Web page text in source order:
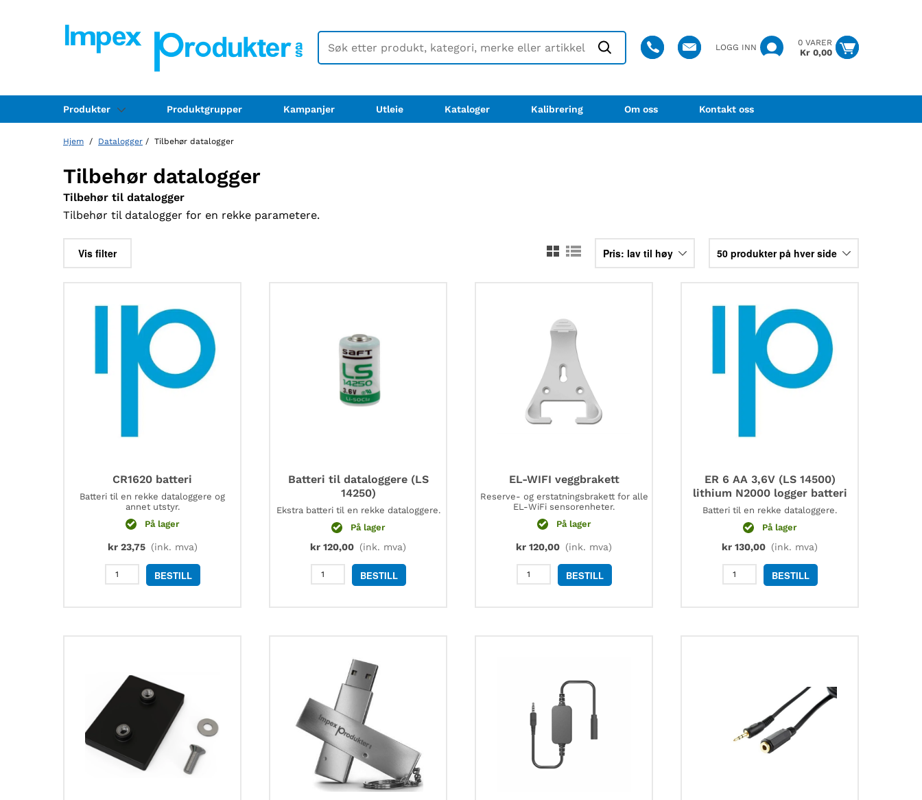
LOGG INN
0 VARER
Kr0,00
Produkter Produktgrupper Kampanjer Utleie Kataloger Kalibrering Om oss Kontakt oss
Hjem / Datalogger / Tilbehør datalogger
Tilbehør datalogger
Tilbehør til datalogger
Tilbehør til datalogger for en rekke parametere.
Vis filter
CR1620 batteri
Batteri til en rekke dataloggere og
annet utstyr.
På lager
kr23,75 (ink. mva)
CR1620
batteri
BESTILL
Batteri til dataloggere (LS
14250)
Ekstra batteri til en rekke dataloggere.
På lager
kr 120,00 (ink. mva)
Batteri
til
BESTILL
EL-WIFI veggbrakett
Reserve- og erstatningsbrakett for alle
EL-WiFi sensorenheter.
På lager
kr 120,00 (ink. mva)
WIFI
BESTILL
ER 6 AA 3,6V (LS 14500)
lithium N2000 logger batteri
Batteri til en rekke dataloggere.
På lager
kr 130,00 (ink. mva)
6
BESTILL